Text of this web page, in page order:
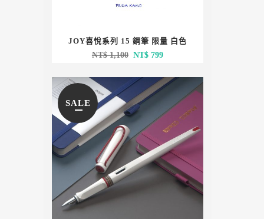
JOY喜悅系列 15 鋼筆 限量 白色
NT$1,100 原
價
格：
NT$ 1,100。
NT$799目
價
格：
NT$ 799。
SALE